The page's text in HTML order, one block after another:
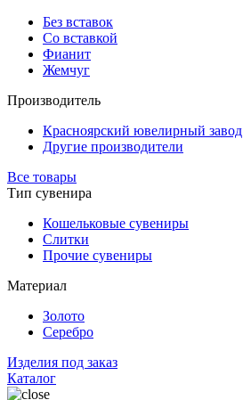
Без вставок
Со вставкой
Фианит
Жемчуг
Производитель
Красноярский ювелирный завод
Другие производители
Все товары
Тип сувенира
Кошельковые сувениры
Слитки
Прочие сувениры
Материал
Золото
Серебро
Изделия под заказ
Каталог